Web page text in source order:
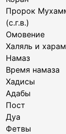
Пророк
(с.г.в.)
Омовение
Халяль и харам
Намаз
Время намаза
Хадисы
Адабы
Пост
Дуа
Фетвы